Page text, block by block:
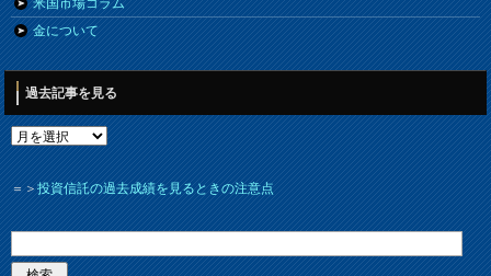
米国市場コラム
金について
過去記事を見る
＝＞投資信託の過去成績を見るときの注意点